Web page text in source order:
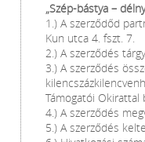
„Szép-bástya –
1.) A szerződőd
Kun utca 4. fszt. 7.
2.) A szerződés
3.) A szerződés
Támogatói
4.) A szerződés
5.) A szerződés